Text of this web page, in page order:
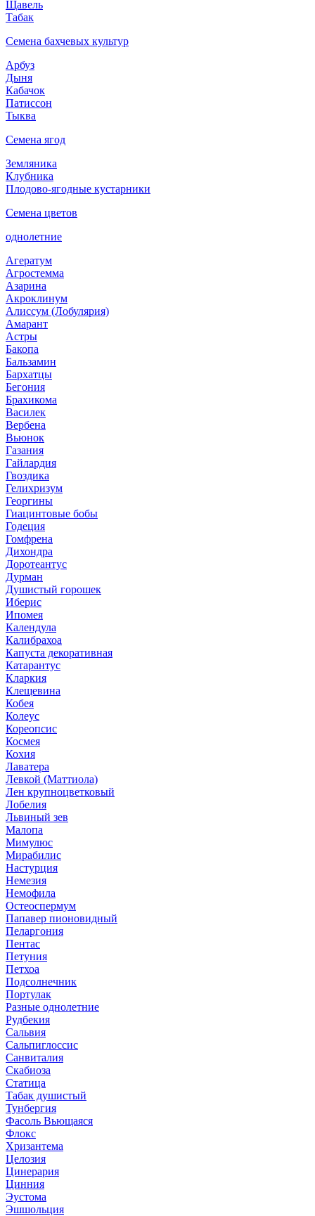
Щавель
Табак
Семена бахчевых культур
Арбуз
Дыня
Кабачок
Патиссон
Тыква
Семена ягод
Земляника
Клубника
Плодово-ягодные кустарники
Семена цветов
однолетние
Агератум
Агростемма
Азарина
Акроклинум
Алиссум (Лобулярия)
Амарант
Астры
Бакопа
Бальзамин
Бархатцы
Бегония
Брахикома
Василек
Вербена
Вьюнок
Газания
Гайлардия
Гвоздика
Гелихризум
Георгины
Гиацинтовые бобы
Годеция
Гомфрена
Дихондра
Доротеантус
Дурман
Душистый горошек
Иберис
Ипомея
Календула
Калибрахоа
Капуста декоративная
Катарантус
Кларкия
Клещевина
Кобея
Колеус
Кореопсис
Космея
Кохия
Лаватера
Левкой (Маттиола)
Лен крупноцветковый
Лобелия
Львиный зев
Малопа
Мимулюс
Мирабилис
Настурция
Немезия
Немофила
Остеоспермум
Папавер пионовидный
Пеларгония
Пентас
Петуния
Петхоа
Подсолнечник
Портулак
Разные однолетние
Рудбекия
Сальвия
Сальпиглоссис
Санвиталия
Скабиоза
Статица
Табак душистый
Тунбергия
Фасоль Вьющаяся
Флокс
Хризантема
Целозия
Цинерария
Цинния
Эустома
Эшшольция